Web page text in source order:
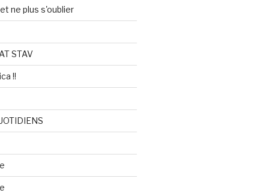
ne plus s'oublier
STAV
!!